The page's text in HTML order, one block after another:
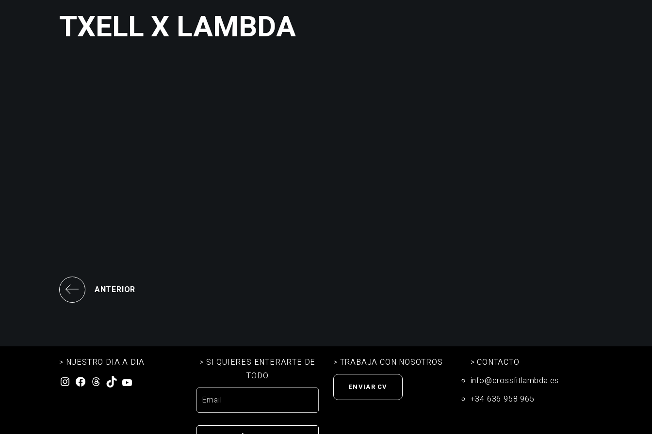
TXELL X LAMBDA
ANTERIOR
> NUESTRO DIA A DIA
Instagram
Facebook
Threads
TikTokYouTube
> SI QUIERES ENTERARTE DE
TODO
> TRABAJA CON NOSOTROS
ENVIAR CV
> CONTACTO
info@crossfitlambda.es
+34 636 958 965